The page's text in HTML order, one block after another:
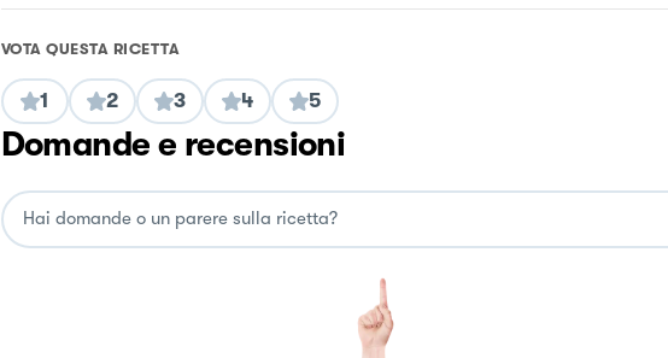
VOTA QUESTA RICETTA
1 2 3 4 5
Domande e recensioni